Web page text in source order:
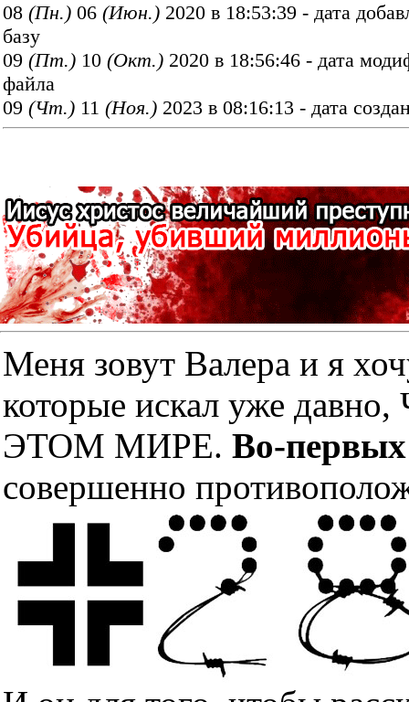
08 (Пн.) 06 (Июн.) 2020 в 18:53:39 - дата
базу
09 (Пт.) 10 (Окт.) 2020 в 18:56:46 - дата
файла
09 (Чт.) 11 (Ноя.) 2023 в 08:16:13 - дата
Меня зовут Валера и я
которые искал уже
ЭТОМ МИРЕ. Во-первых
совершенно